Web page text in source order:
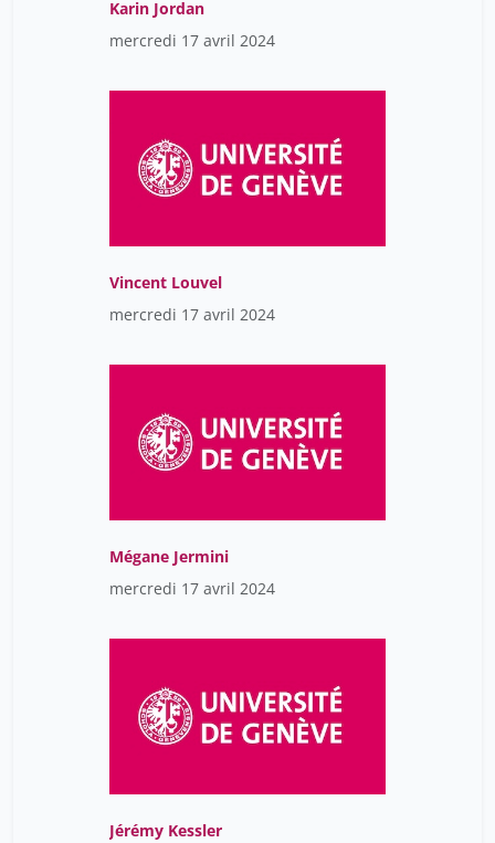
Karin Jordan
mercredi 17 avril 2024
Vincent Louvel
mercredi 17 avril 2024
Mégane Jermini
mercredi 17 avril 2024
Jérémy Kessler